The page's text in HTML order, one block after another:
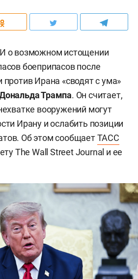
о возможном истощении
боеприпасов после
Ирана «сводят с ума»
Трампа. Он считает,
вооружений могут
Ирану и ослабить позиции
Об этом сообщаетТАСС
The Wall Street Journal и ее